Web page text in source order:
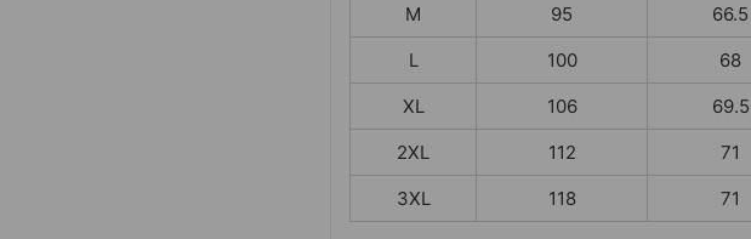
M
95 66.5
L
100 68
XL
106 69.5
2XL
112 71
3XL
118 71